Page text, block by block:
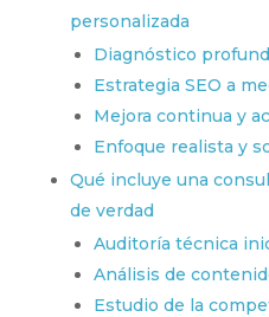
personalizada
Diagnóstico
Estrategia SEO a
Mejora continua y
Enfoque realista y
Qué incluye una
de verdad
Auditoría técnica
Análisis de
Estudio de la